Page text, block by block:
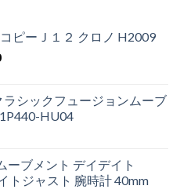
ピーＪ１２ クロノ H2009
ラシックフュージョンムーブ
HU04
ーブメント デイデイト
トジャスト 腕時計 40mm